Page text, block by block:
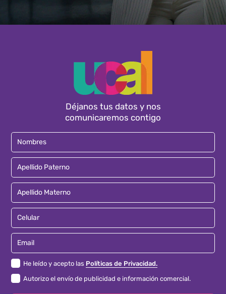
Déjanos tus datos y nos
comunicaremos contigo
Nombres
Apellido Paterno
Apellido Materno
Celular
Email
He leído y acepto las Políticas de Privacidad.
Autorizo el envío de publicidad e información comercial.